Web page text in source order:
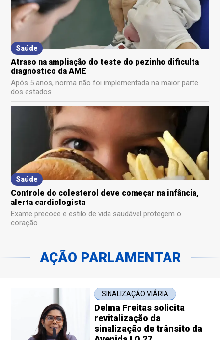
Saúde
Atraso na ampliação do teste do pezinho dificulta
diagnóstico da AME
Após 5 anos, norma não foi implementada na maior parte
dos estados
Saúde
Controle do colesterol deve começar na infância,
alerta cardiologista
Exame precoce e estilo de vida saudável protegem o
coração
AÇÃO PARLAMENTAR
SINALIZAÇÃO VIÁRIA
Delma Freitas solicita
revitalização da
sinalização de trânsito da